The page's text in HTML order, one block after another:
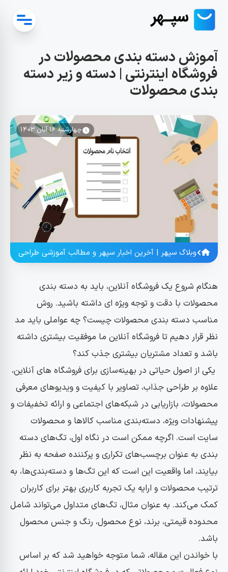
آموزش دسته بندی محصولات در
فروشگاه اینترنتی | دسته و زیر دسته
بندی محصولات
چهارشنبه 16 آبان 1403
وبلاگ سپهر | آخرین اخبار سپهر و مطالب آموزشی طراحی
هنگام شروع یک فروشگاه آنلاین، باید به دسته بندی
محصولات با دقت و توجه ویژه ای داشته باشید. روش
مناسب دسته بندی محصولات چیست؟ چه عواملی باید مد
نظر قرار دهیم تا فروشگاه آنلاین ما موفقیت بیشتری داشته
باشد و تعداد مشتریان بیشتری جذب کند؟
یکی از اصول حیاتی در بهینه‌سازی برای فروشگاه های آنلاین،
علاوه بر طراحی جذاب، تصاویر با کیفیت و ویدیوهای معرفی
محصولات، بازاریابی در شبکه‌های اجتماعی و ارائه تخفیفات و
پیشنهادات ویژه، دسته‌بندی مناسب کالاها و محصولات
سایت است. اگرچه ممکن است در نگاه اول، تگ‌های دسته
بندی به عنوان برچسب‌های تکراری و پرکننده صفحه به نظر
بیایند، اما واقعیت این است که این تگ‌ها و دسته‌بندی‌ها، به
ترتیب محصولات و ارایه یک تجربه کاربری بهتر برای کاربران
کمک می‌کند. به عنوان مثال، تگ‌های متداول می‌تواند شامل
محدوده قیمتی، برند، نوع محصول، رنگ و جنس محصول
باشد.
با خواندن این مقاله، شما متوجه خواهید شد که بر اساس